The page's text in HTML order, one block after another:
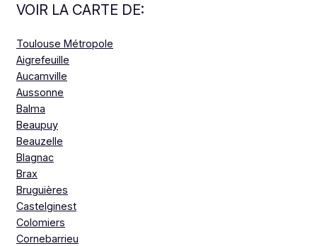
VOIR LA CARTE DE:
Toulouse Métropole
Aigrefeuille
Aucamville
Aussonne
Balma
Beaupuy
Beauzelle
Blagnac
Brax
Bruguières
Castelginest
Colomiers
Cornebarrieu